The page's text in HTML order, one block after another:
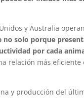
y Australia
no solo porque
por cada
relación más
y producción del